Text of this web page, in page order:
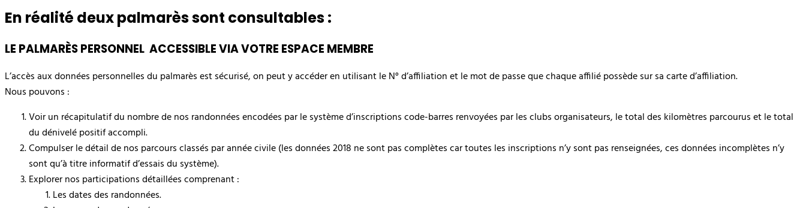
En réalité deux palmarès sont consultables :
LE PALMARÈS PERSONNEL ACCESSIBLE VIA VOTRE ESPACE MEMBRE
L’accès aux données personnelles du palmarès est sécurisé, on peut y accéder en utilisant le N° d’affiliation et le mot de passe que chaque affilié possède sur sa carte d’affiliation.
Nous pouvons :
Voir un récapitulatif du nombre de nos randonnées encodées par le système d’inscriptions code-barres renvoyées par les clubs organisateurs, le total des kilomètres parcourus et le total
du dénivelé positif accompli.
Compulser le détail de nos parcours classés par année civile (les données 2018 ne sont pas complètes car toutes les inscriptions n’y sont pas renseignées, ces données incomplètes n’y
sont qu’à titre informatif d’essais du système).
Explorer nos participations détaillées comprenant :
Les dates des randonnées.